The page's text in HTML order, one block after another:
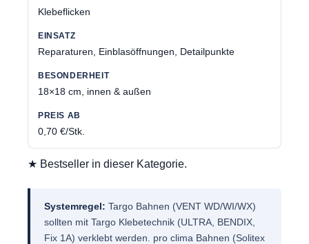
Klebeflicken
Reparaturen, Einblasöffnungen, Detailpunkte
18×18 cm, innen & außen
0,70 €/Stk.
★ Bestseller in dieser Kategorie.
Systemregel: Targo Bahnen (VENT WD/WI/WX)
sollten mit Targo Klebetechnik (ULTRA, BENDIX,
Fix 1A) verklebt werden. pro clima Bahnen (Solitex